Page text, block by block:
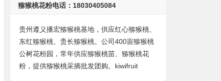
猕猴桃花粉电话：18030405084
贵州遵义播宏猕猴桃基地，供应红心猕猴桃、
东红猕猴桃、贵长猕猴桃。公司400亩猕猴桃
公树花粉园，常年供应猕猴桃苗、猕猴桃花
粉，提供猕猴桃采摘批发团购。kiwifruit